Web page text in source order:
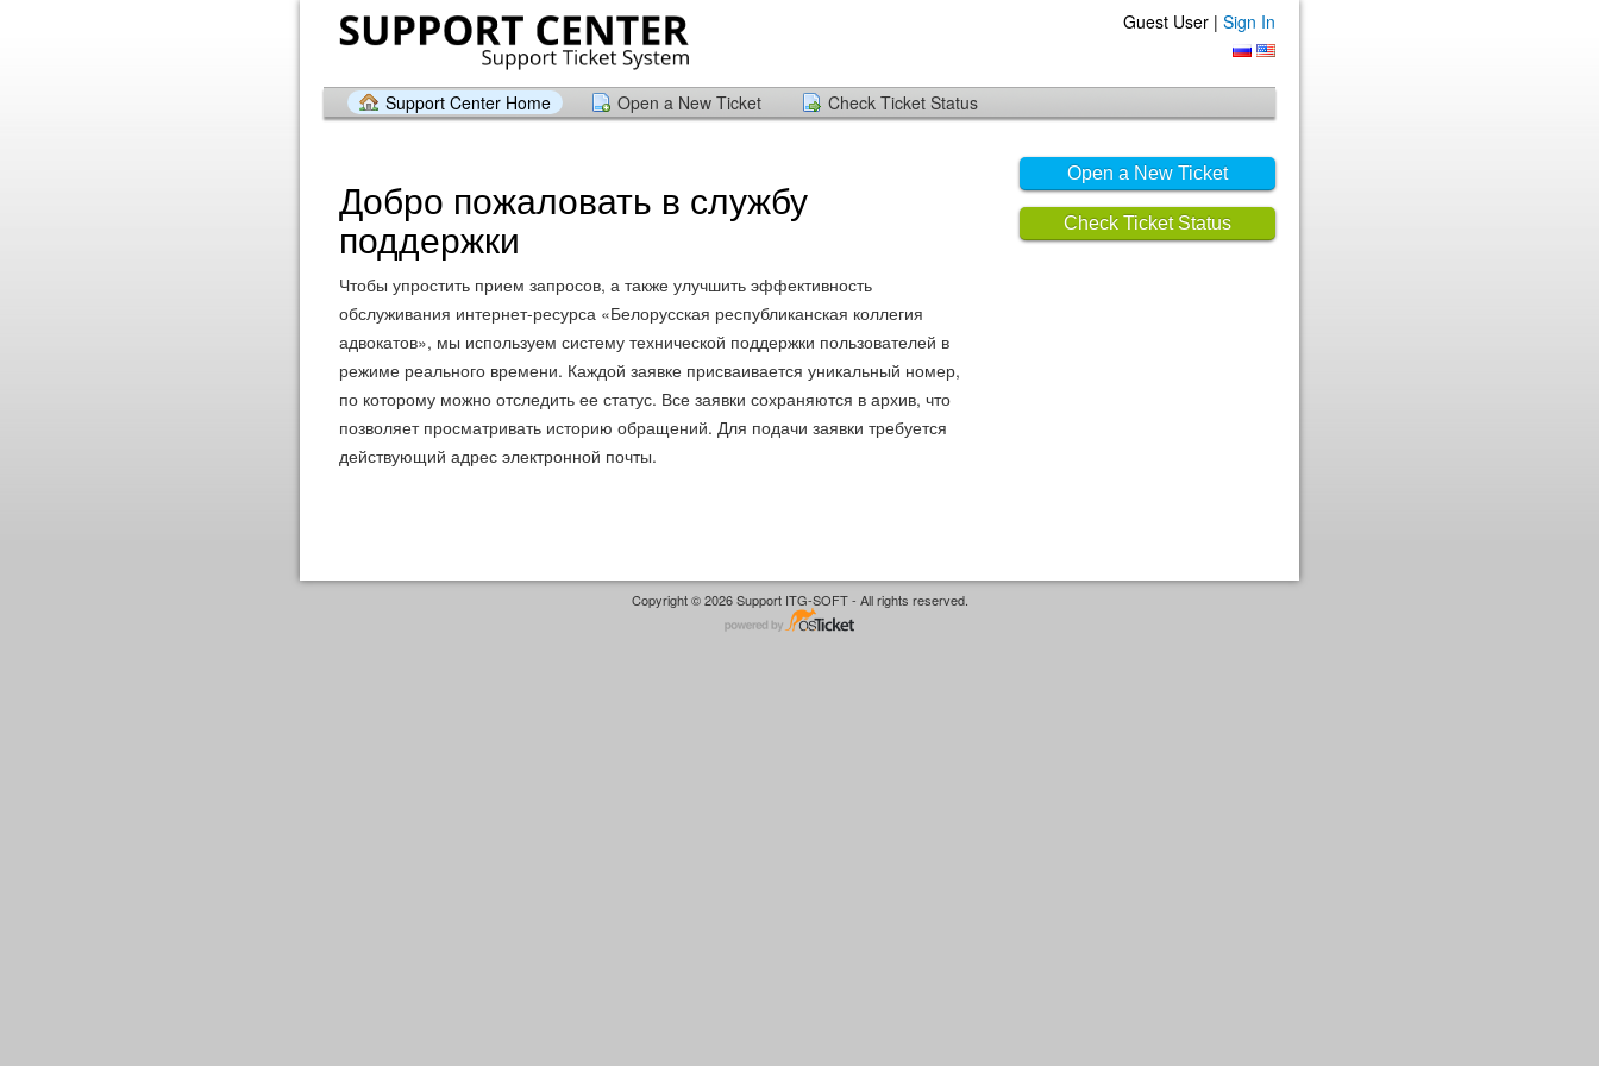
Guest User | Sign In
Support Center Home Open a New Ticket Check Ticket Status
Open a New Ticket
Check Ticket Status
Добро пожаловать в службу
поддержки
Чтобы упростить прием запросов, а также улучшить эффективность
обслуживания интернет-ресурса «Белорусская республиканская коллегия
адвокатов», мы используем систему технической поддержки пользователей в
режиме реального времени. Каждой заявке присваивается уникальный номер,
по которому можно отследить ее статус. Все заявки сохраняются в архив, что
позволяет просматривать историю обращений. Для подачи заявки требуется
действующий адрес электронной почты.
Copyright © 2026 Support ITG-SOFT - All rights reserved.